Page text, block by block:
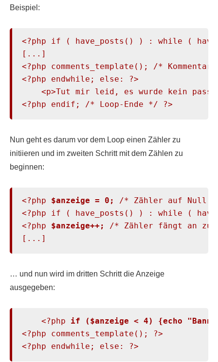
Beispiel:
<?php if ( have_posts() ) : while (
[...]
<?php comments_template(); /*
<?php endwhile; else: ?>
<p>Tut mir leid, es wurde kein
<?php endif; /* Loop-Ende */ ?>
Nun geht es darum vor dem Loop einen Zähler zu
initiieren und im zweiten Schritt mit dem Zählen zu
beginnen:
<?php $anzeige = 0;
/* Zähler auf Null
<?php if ( have_posts() ) : while (
<?php $anzeige++;
/* Zähler fängt an zu
[...]
… und nun wird im dritten Schritt die Anzeige
ausgegeben:
    <?php
if ($anzeige < 4) {echo
<?php comments_template(); ?>
<?php endwhile; else: ?>